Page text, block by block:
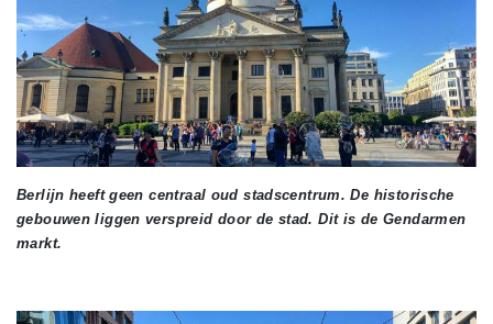
Berlijn heeft geen centraal oud stadscentrum. De historische
gebouwen liggen verspreid door de stad. Dit is de Gendarmen
markt.